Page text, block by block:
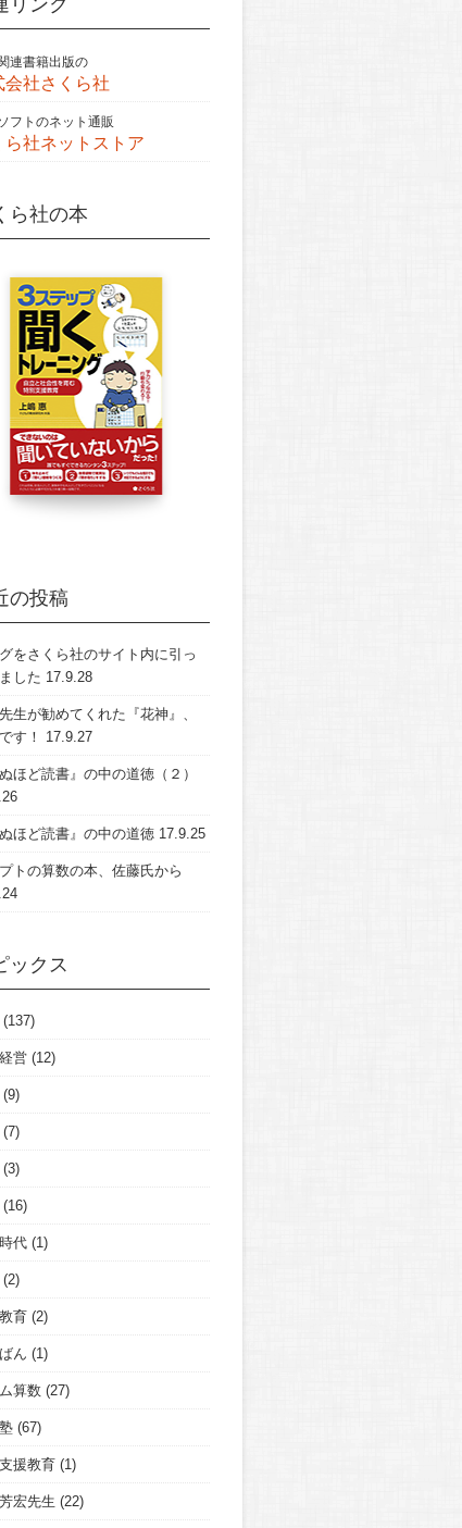
リンク
連書籍出版の
会社さくら社
フトのネット通販
ら社ネットストア
ら社の本
の投稿
をさくら社のサイト内に引っ
した 17.9.28
生が勧めてくれた『花神』、
す！
17.9.27
ぬほど読書』の中の道徳（２）
ぬほど読書』の中の道徳 17.9.25
トの算数の本、佐藤氏から
ックス
(137)
営 (12)
(9)
(7)
(3)
(16)
代 (1)
(2)
育 (2)
ん (1)
算数 (27)
(67)
援教育 (1)
宏先生 (22)